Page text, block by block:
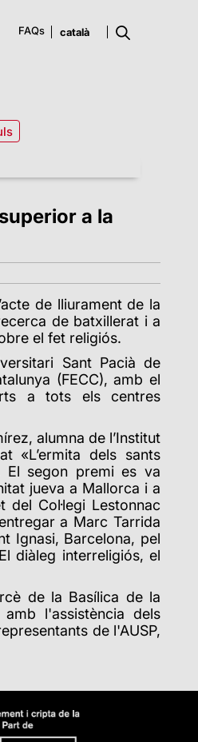
FAQs
a la
de lliurament de la
de batxillerat i a
el fet religiós.
Sant Pacià de
(FECC), amb el
a tots els centres
alumna de l’Institut
«L’ermita dels sants
El segon premi es va
jueva a Mallorca i a
del Col·legi Lestonnac
a Marc Tarrida
Ignasi, Barcelona, pel
diàleg interreligiós, el
de la Basílica de la
l'assistència dels
de l'AUSP,